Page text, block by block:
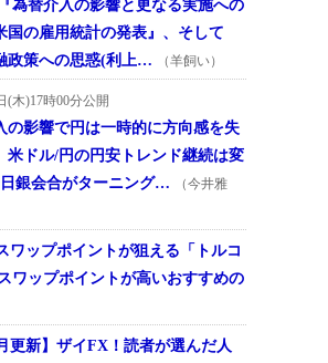
為替介入の影響と更なる実施への
国の雇用統計の発表』、そして
政策への思惑(利上…
（羊飼い）
(木)17時00分公開
の影響で円は一時的に方向感を失
米ドル/円の円安トレンド継続は変
銀会合がターニング…
（今井雅
ワップポイントが狙える「トルコ
ワップポイントが高いおすすめの
更新】ザイFX！読者が選んだ人